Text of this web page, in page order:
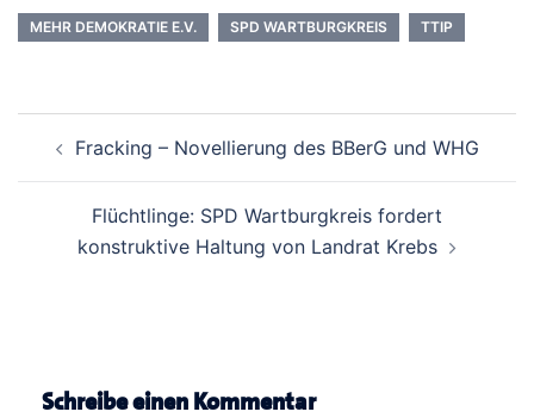
MEHR DEMOKRATIE E.V. SPD WARTBURGKREIS TTIP
Navigation
Fracking – Novellierung des BBerG und WHG
Flüchtlinge: SPD Wartburgkreis fordert
konstruktive Haltung von Landrat Krebs
Schreibe einen Kommentar